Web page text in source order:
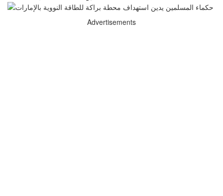
Advertisements